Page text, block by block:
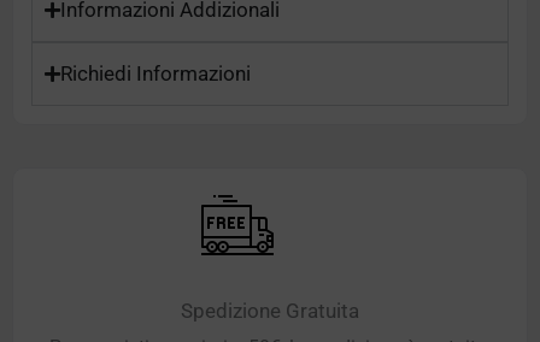
Informazioni Addizionali
Richiedi Informazioni
Spedizione Gratuita